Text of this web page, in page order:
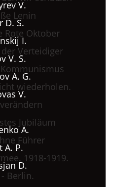
V.
Lenin
D. S.
Rote Oktober
I.
Verteidiger
V. S.
A. G.
wiederholen.
V.
Jubiläum
A.
Führer
A. P.
1918-1919.
D.
Berlin.